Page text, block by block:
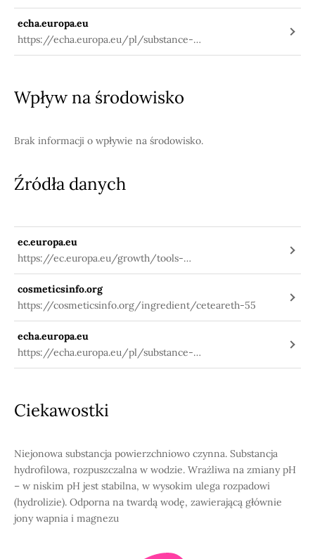
echa.europa.eu
https://echa.europa.eu/pl/substance-
information/-/substanceinfo/100.105.779
Wpływ na środowisko
Brak informacji o wpływie na środowisko.
Źródła danych
ec.europa.eu
https://ec.europa.eu/growth/tools-
databases/cosing/index.cfm?
fuseaction=search.details_v2&id=75123
cosmeticsinfo.org
https://cosmeticsinfo.org/ingredient/ceteareth-55
echa.europa.eu
https://echa.europa.eu/pl/substance-
information/-/substanceinfo/100.105.779
Ciekawostki
Niejonowa substancja powierzchniowo czynna. Substancja
hydrofilowa, rozpuszczalna w wodzie. Wrażliwa na zmiany pH
– w niskim pH jest stabilna, w wysokim ulega rozpadowi
(hydrolizie). Odporna na twardą wodę, zawierającą głównie
jony wapnia i magnezu